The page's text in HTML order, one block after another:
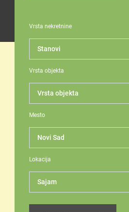
Vrsta nekretnine
Vrsta objekta
Mesto
Lokacija
Sajam